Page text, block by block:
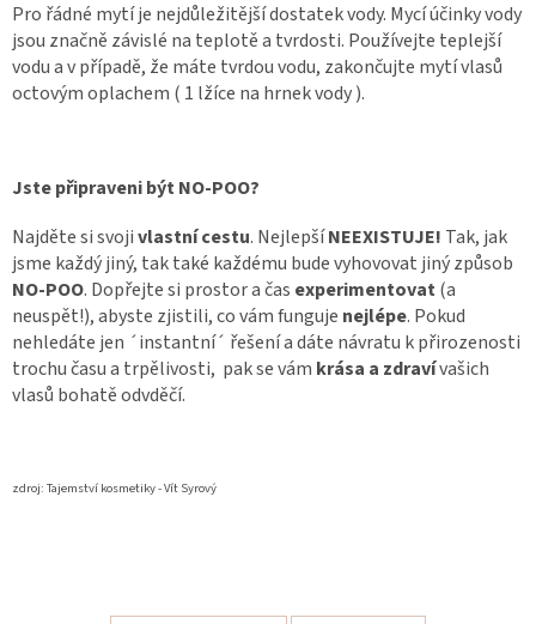
Pro řádné mytí je nejdůležitější dostatek vody. Mycí účinky vody
jsou značně závislé na teplotě a tvrdosti. Používejte teplejší
vodu a v případě, že máte tvrdou vodu, zakončujte mytí vlasů
octovým oplachem ( 1 lžíce na hrnek vody ).
Jste připraveni být NO-POO?
Najděte si svojivlastní cestu. NejlepšíNEEXISTUJE! Tak, jak
jsme každý jiný, tak také každému bude vyhovovat jiný způsob
NO-POO. Dopřejte si prostor a čas experimentovat(a
neuspět!), abyste zjistili, co vám funguje nejlépe. Pokud
nehledáte jen ´instantní´ řešení a dáte návratu k přirozenosti
trochu času a trpělivosti, pak se vám krása a zdravívašich
vlasů bohatě odvděčí.
zdroj: Tajemství kosmetiky - Vít Syrový